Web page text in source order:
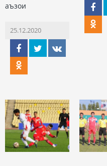
аъзои
25.12.2020